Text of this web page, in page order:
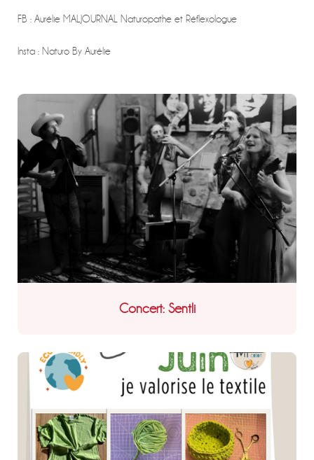
FB : Aurélie MALJOURNAL Naturopathe et Réflexologue
Insta : Naturo By Aurélie
Concert: Sentli